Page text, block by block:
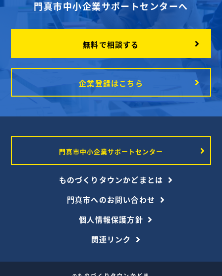
READ MORE
門真市中小企業サポートセンターへ
無料で相談する
企業登録はこちら
門真市中小企業サポートセンター
ものづくりタウンかどまとは
門真市へのお問い合わせ
個人情報保護方針
関連リンク